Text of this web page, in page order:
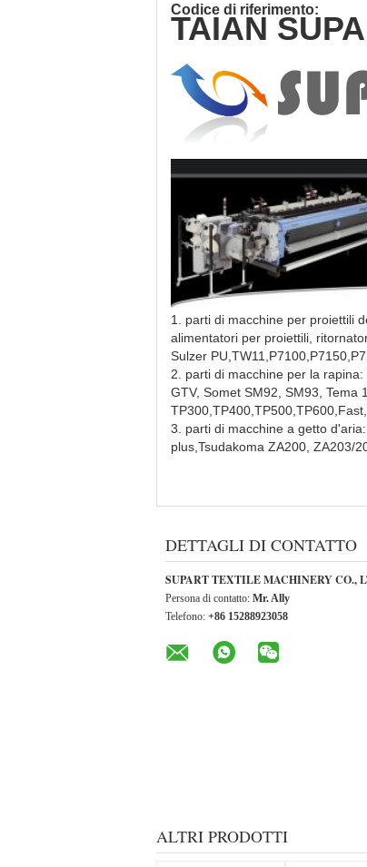
Codice di riferimento:
TAIAN
1. parti di macchine per proiettili
alimentatori per proiettili,
Sulzer
2. parti di macchine per la
GTV, Somet SM92, SM93, Tema
3. parti di macchine a getto
plus,Tsudakoma ZA200, ZA203/
DETTAGLI DI CONTATTO
SUPART TEXTILE MACHINERY CO.,
Persona di contatto: Mr. Ally
Telefono: +86 15288923058
ALTRI PRODOTTI